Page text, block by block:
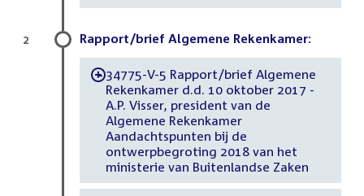
Rapport/brief Algemene Rekenkamer:
-34775-V-5 Rapport/brief Algemene
Rekenkamer d.d. 10 oktober 2017 -
A.P. Visser, president van de
Algemene Rekenkamer
Aandachtspunten bij de
ontwerpbegroting 2018 van het
ministerie van Buitenlandse Zaken
2